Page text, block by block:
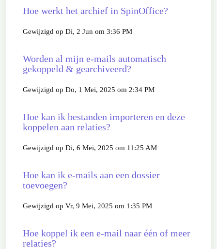
Hoe werkt het archief in SpinOffice?
Gewijzigd op Di, 2 Jun om 3:36 PM
Worden al mijn e-mails automatisch
gekoppeld & gearchiveerd?
Gewijzigd op Do, 1 Mei, 2025 om 2:34 PM
Hoe kan ik bestanden importeren en deze
koppelen aan relaties?
Gewijzigd op Di, 6 Mei, 2025 om 11:25 AM
Hoe kan ik e-mails aan een dossier
toevoegen?
Gewijzigd op Vr, 9 Mei, 2025 om 1:35 PM
Hoe koppel ik een e-mail naar één of meer
relaties?